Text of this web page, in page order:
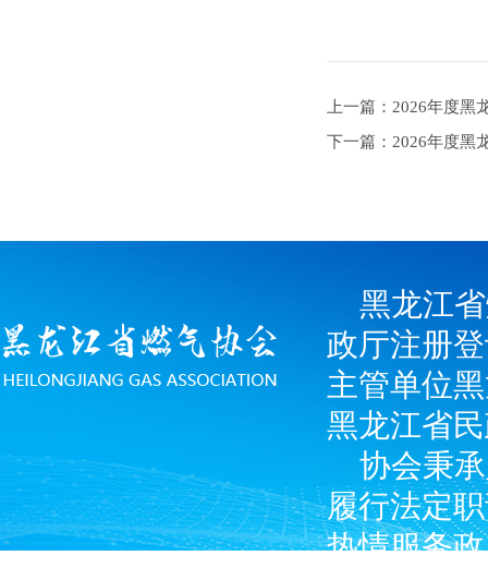
上一篇：2026年度
下一篇：2026年度黑
黑龙江
政厅注册
主管单位
黑龙江省
协会秉
履行法定
热情服务